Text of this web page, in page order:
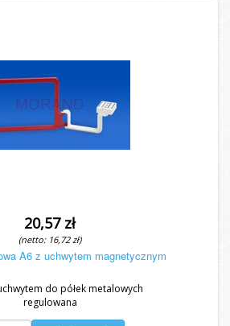
20,57 zł
(netto: 16,72 zł)
A6 z uchwytem magnetycznym
do półek metalowych
regulowana